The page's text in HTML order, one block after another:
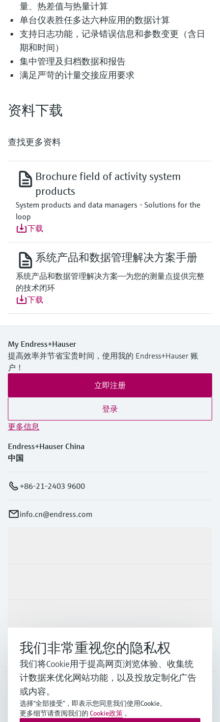
量、热差值与热量计算
单台仪表胜任多达六种应用的数据计算
支持日志功能，记录错误信息和参数变更（含日
期和时间）
集中管理及归档数据和报告
满足严苛的计量交接应用要求
资料下载
查找更多资料
Brochure field of activity system
products
System products and data managers - Solutions for the
loop
下载
系统产品和数据管理解决方案手册
系统产品和数据管理解决方案——为您的测量点提供完整
的技术闭环
下载
My Endress+Hauser
提高效率并节省宝贵时间，使用我的 Endress+Hauser 账
户！
立即注册
登录
更多信息
Endress+Hauser China
中国
+86-21-2403 9600
info.cn@endress.com
公司
CHN•中文
我们非常重视您的隐私权
我们将Cookie用于提高网页浏览体验、收集统
计数据来优化网站功能，以及投放定制化广告
或内容。
选择“全部接受”，即表示您同意我们使用Cookie。
更多细节请查阅我们的 Cookie政策 。